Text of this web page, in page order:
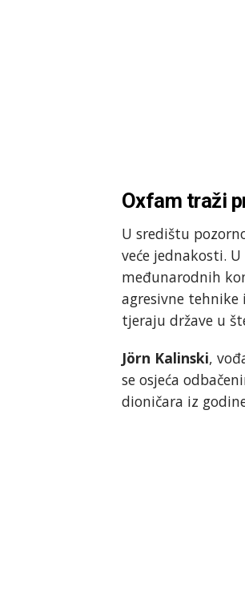
Oxfam traži
U središtu
veće jednakosti.
međunarodnih
agresivne tehnike
tjeraju države u
Jörn Kalinski,
se osjeća
dioničara iz